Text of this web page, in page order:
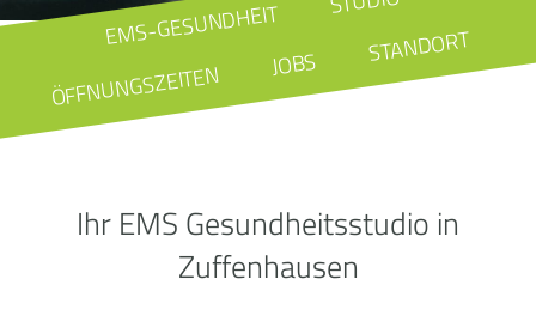
EMS-GESUNDHEIT
ÖFFNUNGSZEITEN JOBS STANDORT
Ihr EMS Gesundheitsstudio in
Zuffenhausen